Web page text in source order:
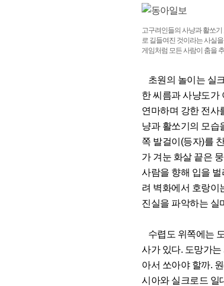
고구려인들의 사냥과 활쏘
로 길들여진 것이라는 사실
게임처럼 모든 사람이 춤을
초원의 놀이는 실
한 씨름과 사냥도가
연마하며 강한 전사
냥과 활쏘기의 모습
쪽 발걸이(등자)를
가 겨눈 화살 끝은
사람을 향해 입을
려 벽화에서 호랑이
진실을 파악하는 실
수렵도 위쪽에는
사가 있다. 도망가
아서 쏘아야 할까.
시아와 실크로드 일